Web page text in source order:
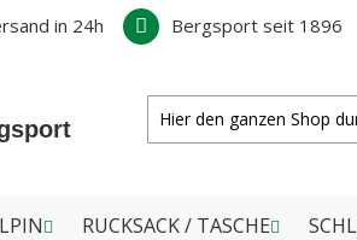
in 24h Bergsport seit 1896
RUCKSACK / TASCHE